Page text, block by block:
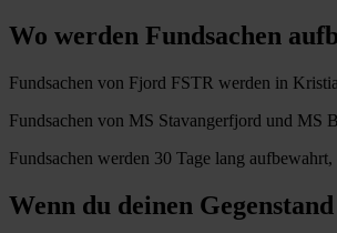
Wo werden Fundsachen
Fundsachen von Fjord FSTR werden in
Fundsachen von MS Stavangerfjord und MS
Fundsachen werden 30 Tage lang
Wenn du deinen